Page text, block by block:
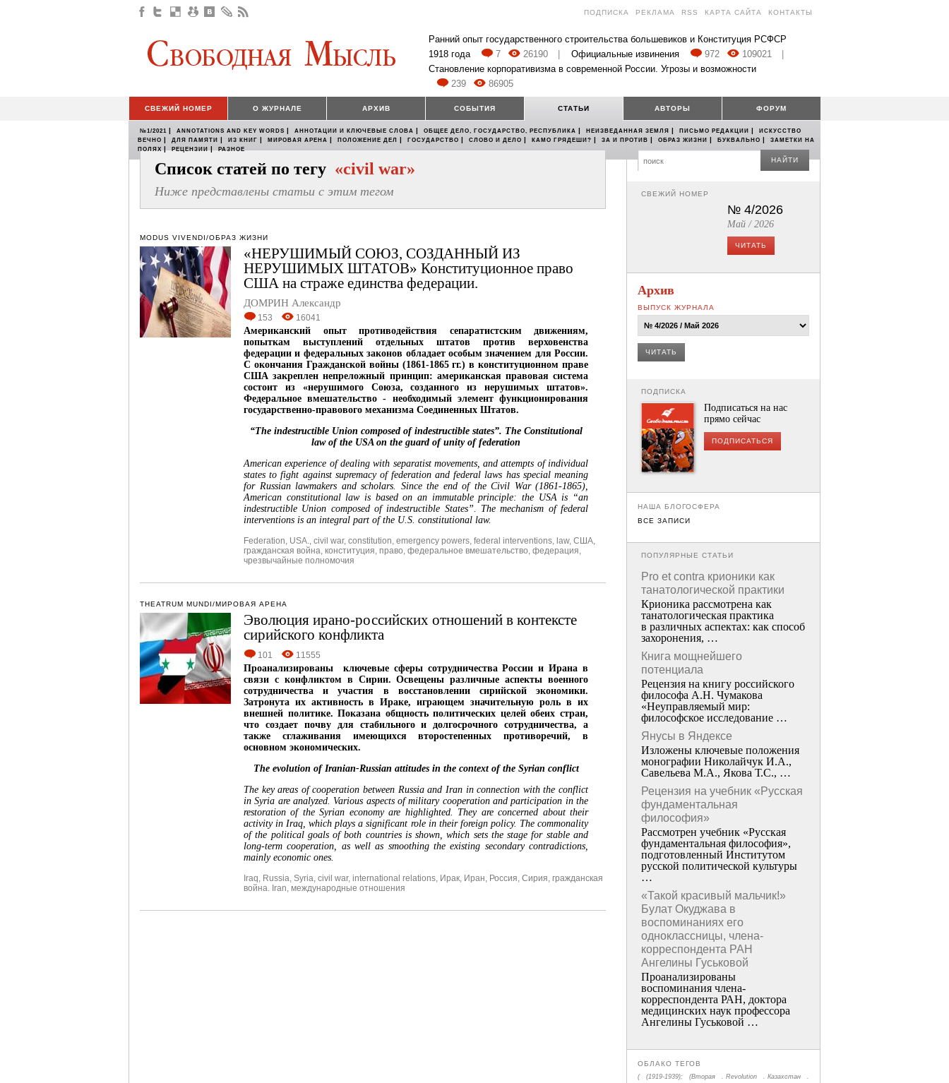
ПОДПИСКА РЕКЛАМА RSS КАРТА САЙТА КОНТАКТЫ
Ранний опыт государственного строительства большевиков и Конституция РСФСР
1918 года
7 26190 Официальные извинения 972 109021
Становление корпоративизма в современной России. Угрозы и возможности
239
86905
СВЕЖИЙ НОМЕР О ЖУРНАЛЕ АРХИВ СОБЫТИЯ СТАТЬИ АВТОРЫ ФОРУМ
№1/2021 | ANNOTATIONS AND KEY WORDS | АННОТАЦИИ И КЛЮЧЕВЫЕ СЛОВА | ОБЩЕЕ ДЕЛО, ГОСУДАРСТВО, РЕСПУБЛИКА | НЕИЗВЕДАННАЯ ЗЕМЛЯ | ПИСЬМО РЕДАКЦИИ |
ИСКУССТВО
ВЕЧНО | ДЛЯ ПАМЯТИ | ИЗ КНИГ | МИРОВАЯ АРЕНА | ПОЛОЖЕНИЕ ДЕЛ | ГОСУДАРСТВО | СЛОВО И ДЕЛО | КАМО ГРЯДЕШИ? | ЗА И ПРОТИВ | ОБРАЗ ЖИЗНИ | БУКВАЛЬНО |
ЗАМЕТКИ НА
ПОЛЯХ | РЕЦЕНЗИИ | РАЗНОЕ
Список статей по тегу «civil war»
Ниже представлены статьи с этим тегом
MODUS VIVENDI/ОБРАЗ ЖИЗНИ
«НЕРУШИМЫЙ СОЮЗ, СОЗДАННЫЙ ИЗ
НЕРУШИМЫХ ШТАТОВ» Конституционное право
США на страже единства федерации.
ДОМРИН Александр
153 16041
Американский опыт противодействия сепаратистским движениям,
попыткам выступлений отдельных штатов против верховенства
федерации и федеральных законов обладает особым значением для России.
С окончания Гражданской войны (1861-1865 гг.) в конституционном праве
США закреплен непреложный принцип: американская правовая система
состоит из «нерушимого Союза, созданного из нерушимых штатов».
Федеральное вмешательство - необходимый элемент функционирования
государственно-правового механизма Соединенных Штатов.
“The indestructible Union composed of indestructible states”. The Constitutional
law of the USA on the guard of unity of federation
American experience of dealing with separatist movements, and attempts of individual
states to fight against supremacy of federation and federal laws has special meaning
for Russian lawmakers and scholars. Since the end of the Civil War (1861-1865),
American constitutional law is based on an immutable principle: the USA is “an
indestructible Union composed of indestructible States”. The mechanism of federal
interventions is an integral part of the U.S. constitutional law.
Federation, USA., civil war, constitution, emergency powers, federal interventions, law, США,
гражданская война, конституция, право, федеральное вмешательство, федерация,
чрезвычайные полномочия
THEATRUM MUNDI/МИРОВАЯ АРЕНА
Эволюция ирано-российских отношений в контексте
сирийского конфликта
101 11555
Проанализированы ключевые сферы сотрудничества России и Ирана в
связи с конфликтом в Сирии. Освещены различные аспекты военного
сотрудничества и участия в восстановлении сирийской экономики.
Затронута их активность в Ираке, играющем значительную роль в их
внешней политике. Показана общность политических целей обеих стран,
что создает почву для стабильного и долгосрочного сотрудничества, а
также сглаживания имеющихся второстепенных противоречий, в
основном экономических.
The evolution of Iranian-Russian attitudes in the context of the Syrian conflict
The key areas of cooperation between Russia and Iran in connection with the conflict
in Syria are analyzed. Various aspects of military cooperation and participation in the
restoration of the Syrian economy are highlighted. They are concerned about their
activity in Iraq, which plays a significant role in their foreign policy. The commonality
of the political goals of both countries is shown, which sets the stage for stable and
long-term cooperation, as well as smoothing the existing secondary contradictions,
mainly economic ones.
Iraq, Russia, Syria, civil war, international relations, Ирак, Иран, Россия, Сирия, гражданская
война. Iran, международные отношения
НАЙТИ
СВЕЖИЙ НОМЕР
№ 4/2026
Май / 2026
ЧИТАТЬ
Архив
ВЫПУСК ЖУРНАЛА
ЧИТАТЬ
ПОДПИСКА
Подписаться на нас
прямо сейчас
ПОДПИСАТЬСЯ
НАША БЛОГОСФЕРА
ВСЕ ЗАПИСИ
ПОПУЛЯРНЫЕ СТАТЬИ
Pro et contra крионики как
танатологической практики
Крионика рассмотрена как
танатологическая практика
в различных аспектах: как способ
захоронения, …
Книга мощнейшего
потенциала
Рецензия на книгу российского
философа А.Н. Чумакова
«Неуправляемый мир:
философское исследование …
Янусы в Яндексе
Изложены ключевые положения
монографии Николайчук И.А.,
Савельева М.А., Якова Т.С., …
Рецензия на учебник «Русская
фундаментальная
философия»
Рассмотрен учебник «Русская
фундаментальная философия»,
подготовленный Институтом
русской политической культуры
…
«Такой красивый мальчик!»
Булат Окуджава в
воспоминаниях его
одноклассницы, члена-
корреспондента РАН
Ангелины Гуськовой
Проанализированы
воспоминания члена­
корреспондента РАН, доктора
медицинских наук профессора
Ангелины Гуськовой …
ОБЛАКО ТЕГОВ
( (1919-1939); (Вторая . Revolution . Казахстан
.